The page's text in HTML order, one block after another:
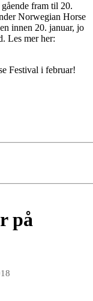
fram til 20.
Norwegian Horse
innen 20. januar, jo
Les mer her:
Festival i februar!
på